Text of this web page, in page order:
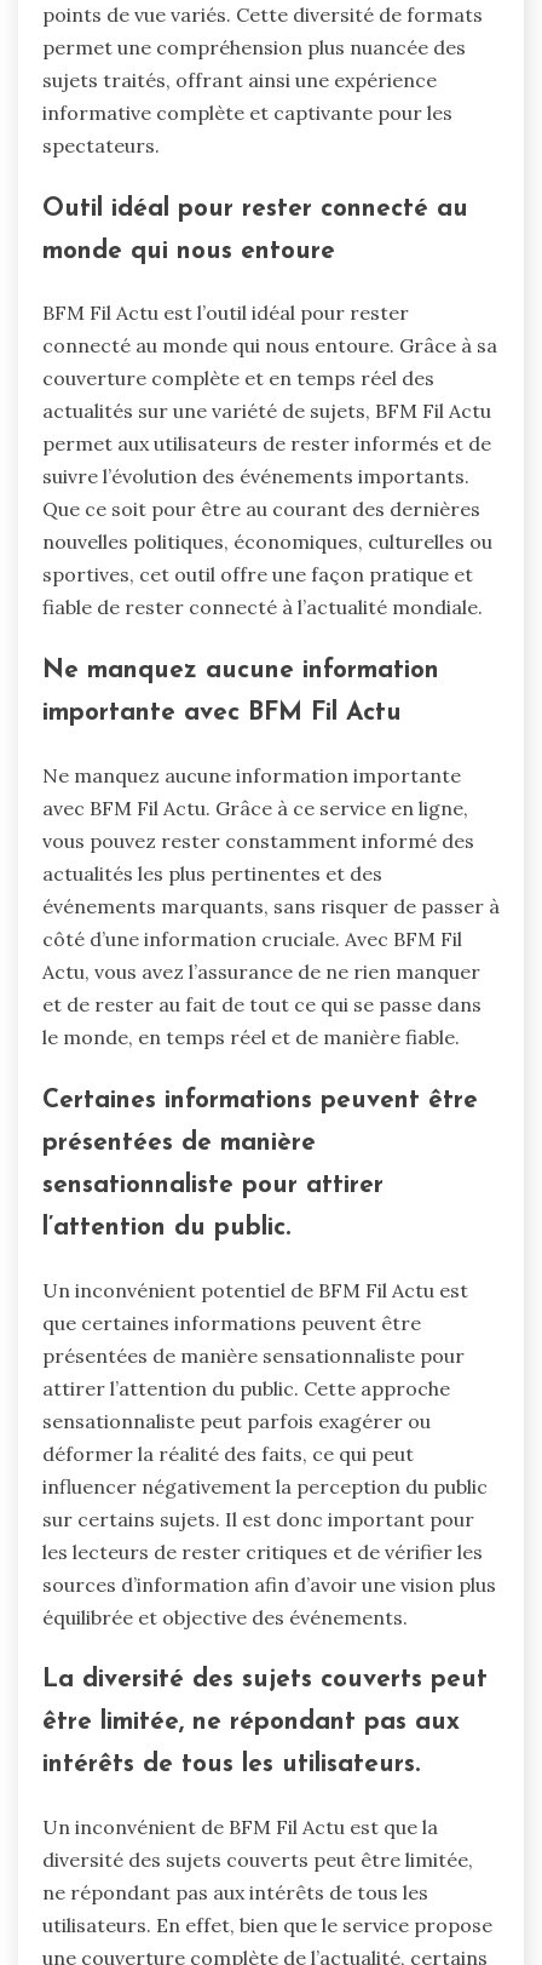
points de vue variés. Cette diversité de formats
permet une compréhension plus nuancée des
sujets traités, offrant ainsi une expérience
informative complète et captivante pour les
spectateurs.
Outil idéal pour rester connecté au
monde qui nous entoure
BFM Fil Actu est l’outil idéal pour rester
connecté au monde qui nous entoure. Grâce à sa
couverture complète et en temps réel des
actualités sur une variété de sujets, BFM Fil Actu
permet aux utilisateurs de rester informés et de
suivre l’évolution des événements importants.
Que ce soit pour être au courant des dernières
nouvelles politiques, économiques, culturelles ou
sportives, cet outil offre une façon pratique et
fiable de rester connecté à l’actualité mondiale.
Ne manquez aucune information
importante avec BFM Fil Actu
Ne manquez aucune information importante
avec BFM Fil Actu. Grâce à ce service en ligne,
vous pouvez rester constamment informé des
actualités les plus pertinentes et des
événements marquants, sans risquer de passer à
côté d’une information cruciale. Avec BFM Fil
Actu, vous avez l’assurance de ne rien manquer
et de rester au fait de tout ce qui se passe dans
le monde, en temps réel et de manière fiable.
Certaines informations peuvent être
présentées de manière
sensationnaliste pour attirer
l’attention du public.
Un inconvénient potentiel de BFM Fil Actu est
que certaines informations peuvent être
présentées de manière sensationnaliste pour
attirer l’attention du public. Cette approche
sensationnaliste peut parfois exagérer ou
déformer la réalité des faits, ce qui peut
influencer négativement la perception du public
sur certains sujets. Il est donc important pour
les lecteurs de rester critiques et de vérifier les
sources d’information afin d’avoir une vision plus
équilibrée et objective des événements.
La diversité des sujets couverts peut
être limitée, ne répondant pas aux
intérêts de tous les utilisateurs.
Un inconvénient de BFM Fil Actu est que la
diversité des sujets couverts peut être limitée,
ne répondant pas aux intérêts de tous les
utilisateurs. En effet, bien que le service propose
une couverture complète de l’actualité, certains